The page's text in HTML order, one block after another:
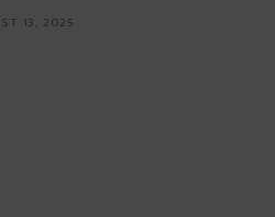
13, 2025